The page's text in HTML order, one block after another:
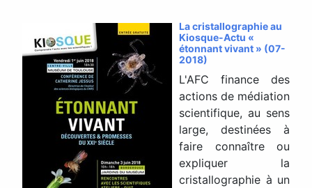
La cristallographie au
Kiosque-Actu «
étonnant vivant » (07-
2018)
L'AFC finance des
actions de médiation
scientifique, au sens
large, destinées à
faire connaître ou
expliquer la
cristallographie à un